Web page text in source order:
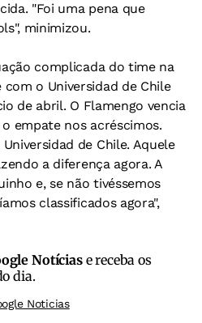
"Foi uma pena que
minimizou.
complicada do time na
o Universidad de Chile
de abril. O Flamengo vencia
empate nos acréscimos.
de Chile. Aquele
a diferença agora. A
e, se não tivéssemos
classificados agora",
Notíciase receba os
dia.
Noticias